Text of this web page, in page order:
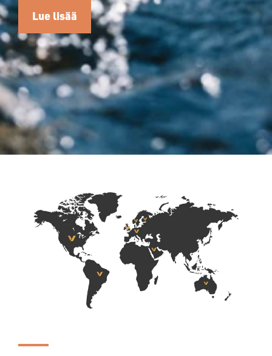
Lue lisää